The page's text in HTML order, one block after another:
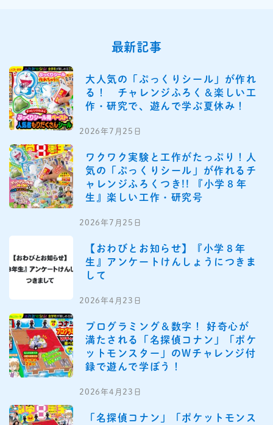
最新記事
大人気の「ぷっくりシール」が作れ
る！ チャレンジふろく＆楽しい工
作・研究で、遊んで学ぶ夏休み！
2026年7月25日
ワクワク実験と工作がたっぷり！人
気の「ぷっくりシール」が作れるチ
ャレンジふろくつき!! 『小学８年
生』楽しい工作・研究号
2026年7月25日
【おわびとお知らせ】『小学８年
生』アンケートけんしょうにつきま
して
2026年4月23日
プログラミング＆数字！ 好奇心が
満たされる「名探偵コナン」「ポケ
ットモンスター」のWチャレンジ付
録で遊んで学ぼう！
2026年4月23日
「名探偵コナン」「ポケットモンス